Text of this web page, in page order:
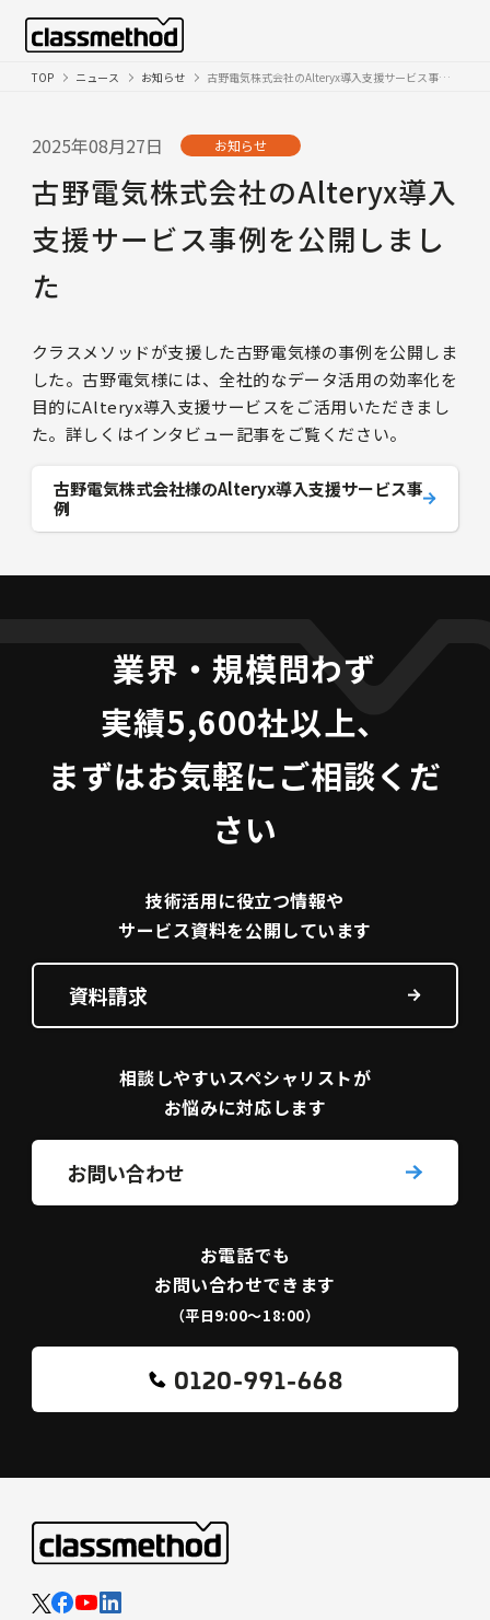
TOP ニュース お知らせ 古野電気株式会社のAlteryx導入支援サービス事例を公開しました
2025年08月27日 お知らせ
古野電気株式会社のAlteryx導入
支援サービス事例を公開しまし
た
クラスメソッドが支援した古野電気様の事例を公開しま
した。古野電気様には、全社的なデータ活用の効率化を
目的にAlteryx導入支援サービスをご活用いただきまし
た。詳しくはインタビュー記事をご覧ください。
古野電気株式会社様のAlteryx導入支援サービス事
例
業界・規模問わず
実績5,600社以上、
まずはお気軽にご相談くだ
さい
技術活用に役立つ情報や
サービス資料を公開しています
資料請求
相談しやすいスペシャリストが
お悩みに対応します
お問い合わせ
お電話でも
お問い合わせできます
（平日9:00〜18:00）
0120-991-668